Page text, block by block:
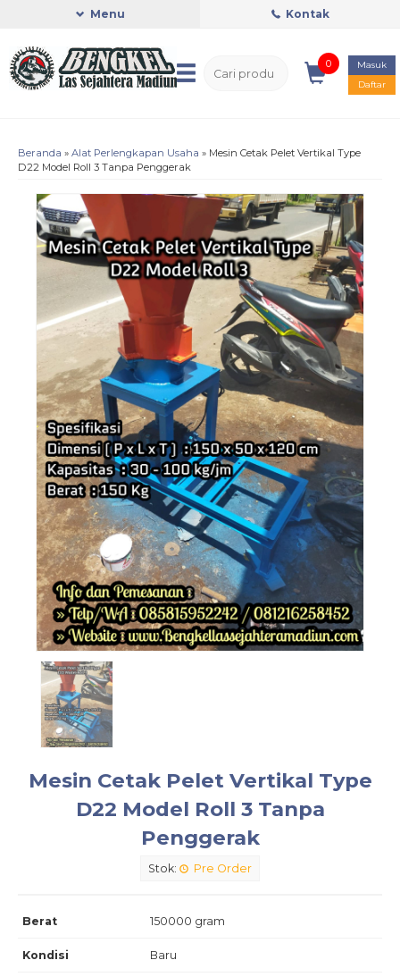
Menu Kontak
0
Masuk
Daftar
Beranda » Alat Perlengkapan Usaha » Mesin Cetak Pelet Vertikal Type
D22 Model Roll 3 Tanpa Penggerak
Mesin Cetak Pelet Vertikal Type
D22 Model Roll 3 Tanpa
Penggerak
Stok: Pre Order
Berat 150000 gram
Kondisi Baru